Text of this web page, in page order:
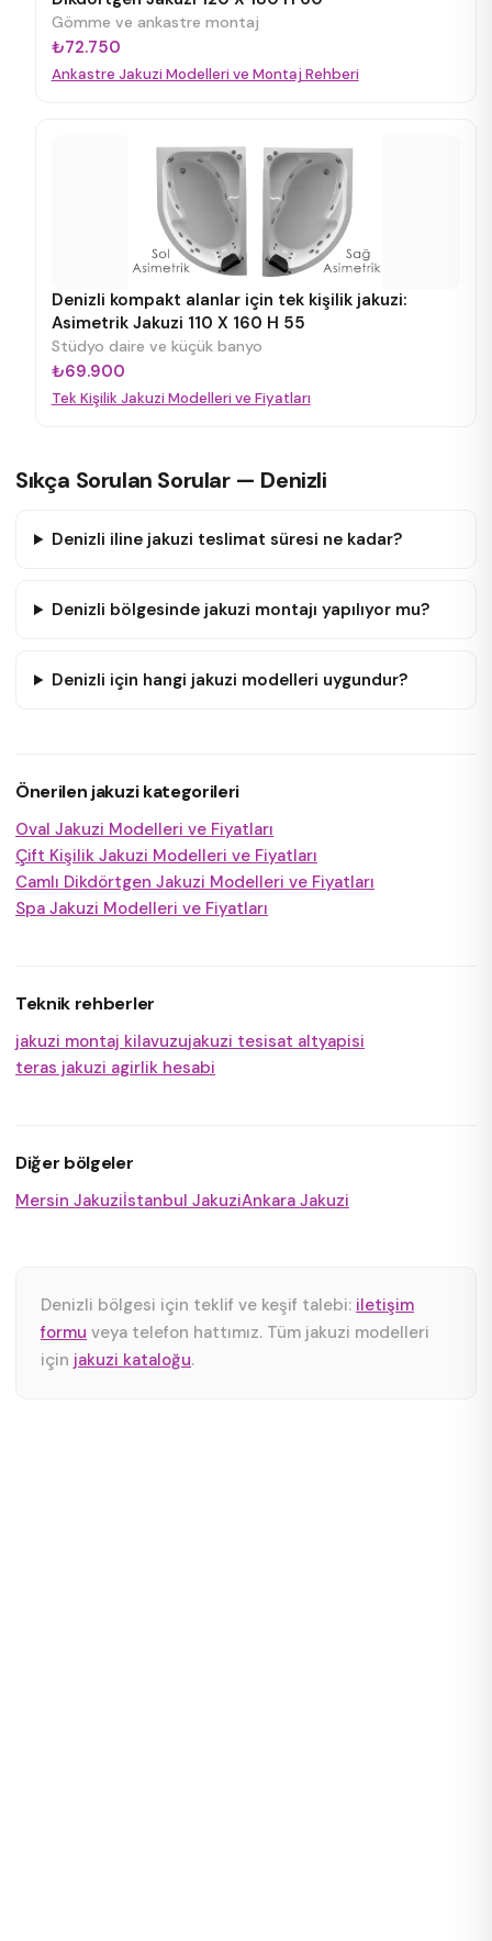
Gömme ve ankastre montaj
₺72.750
Ankastre Jakuzi Modelleri ve Montaj Rehberi
Denizli kompakt alanlar için tek kişilik jakuzi:
Asimetrik Jakuzi 110 X 160 H 55
Stüdyo daire ve küçük banyo
₺69.900
Tek Kişilik Jakuzi Modelleri ve Fiyatları
Sıkça Sorulan Sorular — Denizli
Denizli iline jakuzi teslimat süresi ne kadar?
Denizli bölgesinde jakuzi montajı yapılıyor mu?
Denizli için hangi jakuzi modelleri uygundur?
Önerilen jakuzi kategorileri
Oval Jakuzi Modelleri ve Fiyatları
Çift Kişilik Jakuzi Modelleri ve Fiyatları
Camlı Dikdörtgen Jakuzi Modelleri ve Fiyatları
Spa Jakuzi Modelleri ve Fiyatları
Teknik rehberler
jakuzi montaj kilavuzujakuzi tesisat altyapisi
teras jakuzi agirlik hesabi
Diğer bölgeler
Mersin Jakuziİstanbul JakuziAnkara Jakuzi
Denizli bölgesi için teklif ve keşif talebi: iletişim
formu veya telefon hattımız. Tüm jakuzi modelleri
için jakuzi kataloğu.